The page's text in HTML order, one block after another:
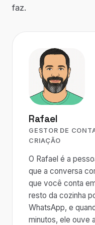
faz.
Rafael
GESTOR DE
CRIAÇÃO
O Rafael é a
que a conversa
que você conta
resto da cozinha
WhatsApp, e
minutos, ele ouve